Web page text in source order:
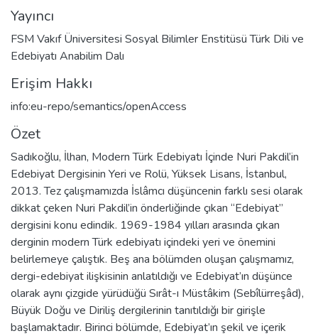
Yayıncı
FSM Vakıf Üniversitesi Sosyal Bilimler Enstitüsü Türk Dili ve
Edebiyatı Anabilim Dalı
Erişim Hakkı
info:eu-repo/semantics/openAccess
Özet
Sadıkoğlu, İlhan, Modern Türk Edebiyatı İçinde Nuri Pakdil’in
Edebiyat Dergisinin Yeri ve Rolü, Yüksek Lisans, İstanbul,
2013. Tez çalışmamızda İslâmcı düşüncenin farklı sesi olarak
dikkat çeken Nuri Pakdil’in önderliğinde çıkan “Edebiyat”
dergisini konu edindik. 1969-1984 yılları arasında çıkan
derginin modern Türk edebiyatı içindeki yeri ve önemini
belirlemeye çalıştık. Beş ana bölümden oluşan çalışmamız,
dergi-edebiyat ilişkisinin anlatıldığı ve Edebiyat’ın düşünce
olarak aynı çizgide yürüdüğü Sırât-ı Müstâkim (Sebîlürreşâd),
Büyük Doğu ve Diriliş dergilerinin tanıtıldığı bir girişle
başlamaktadır. Birinci bölümde, Edebiyat’ın şekil ve içerik